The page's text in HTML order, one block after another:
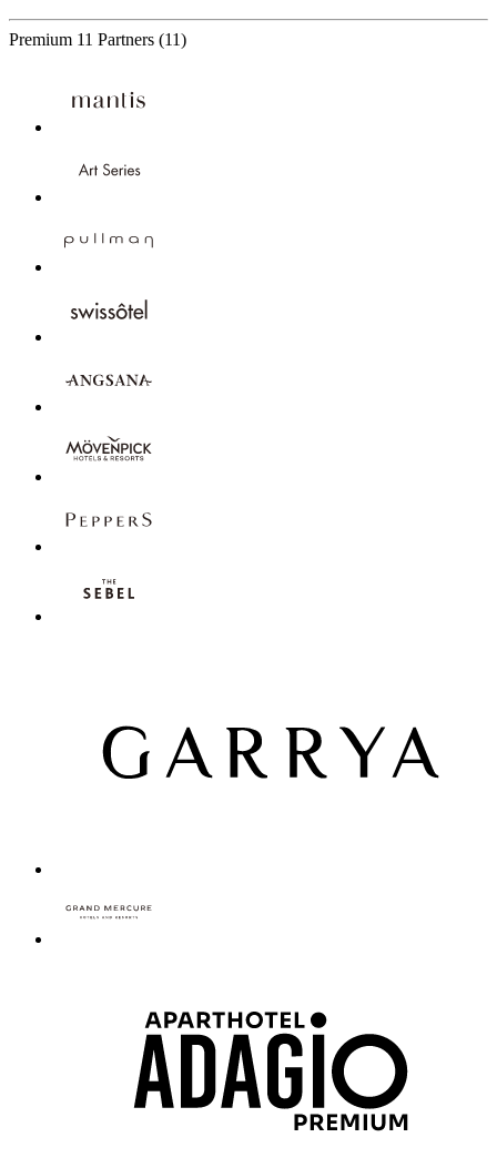
Premium 11 Partners (11)